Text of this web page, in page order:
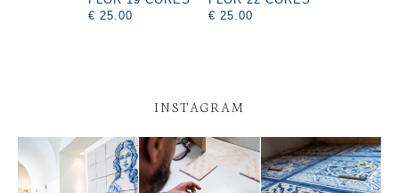
€ 25.00
€ 25.00
INSTAGRAM